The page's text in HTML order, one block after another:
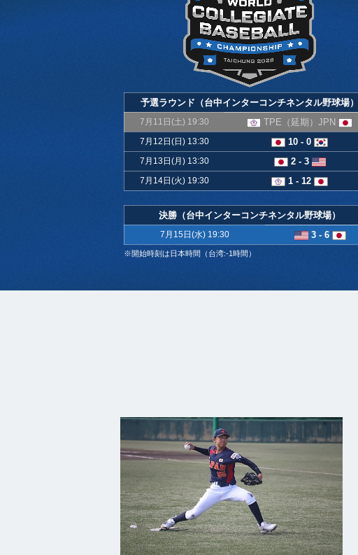
予選ラウンド（台中インターコンチネンタル野球場）
7月11日(土) 19:30 TPE（延期）JPN
7月12日(日) 13:30 10 - 0
7月13日(月) 13:30 2 - 3
7月14日(火) 19:30 1 - 12
決勝（台中インターコンチネンタル野球場）
7月15日(水) 19:30 3 - 6
※開始時刻は日本時間（台湾:-1時間）